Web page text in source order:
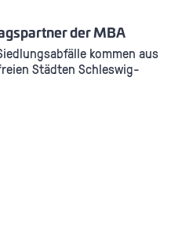
der MBA
kommen aus
Städten Schleswig-